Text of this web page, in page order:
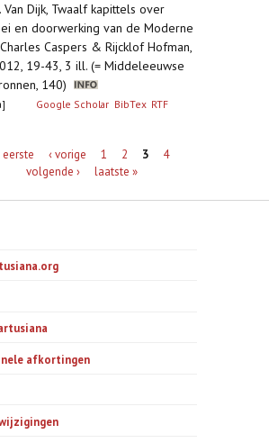
Van Dijk, Twaalf kapittels over
en doorwerking van de Moderne
Caspers & Rijcklof Hofman,
19-43, 3 ill. (= Middeleeuwse
140)
Google Scholar BibTex RTF
eerste ‹ vorige 1 2 3
4
volgende ›
laatste »
afkortingen